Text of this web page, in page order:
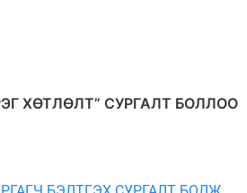
ХӨТЛӨЛТ” СУРГАЛТ БОЛЛОО